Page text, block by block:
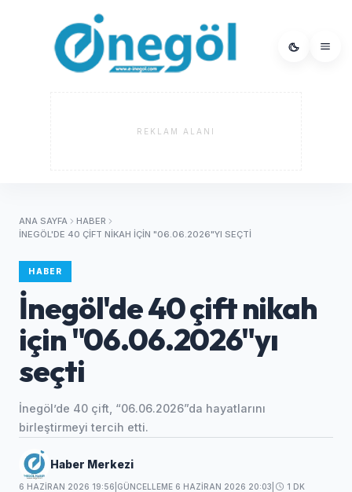
REKLAM ALANI
ANA SAYFA
HABER
İNEGÖL'DE 40 ÇIFT NIKAH IÇIN "06.06.2026"YI SEÇTI
HABER
İnegöl'de 40 çift nikah
için "06.06.2026"yı
seçti
İnegöl’de 40 çift, “06.06.2026”da hayatlarını
birleştirmeyi tercih etti.
Haber Merkezi
6 HAZIRAN 2026 19:56 GÜNCELLEME 6 HAZIRAN 2026 20:03 1 DK